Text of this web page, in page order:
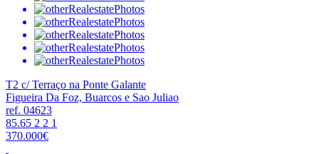
T2 c/ Terraço na Ponte Galante
Figueira Da Foz, Buarcos e Sao Juliao
ref. 04623
85.65 2 2 1
370.000€